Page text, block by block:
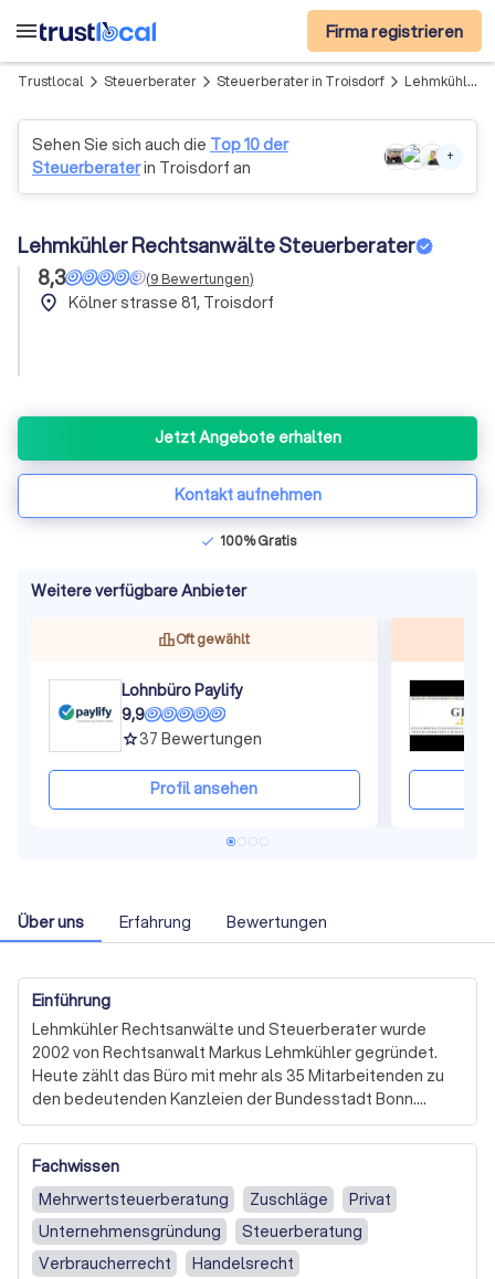
menu Firma registrieren
Trustlocal arrow_forward_ios Steuerberater arrow_forward_ios Steuerberater in Troisdorf arrow_forward_ios Lehmkühler Rechtsanwälte Steuerberater
Sehen Sie sich auch die Top 10 der
Steuerberaterin Troisdorf an
+
Lehmkühler Rechtsanwälte Steuerberater
8,3
(9Bewertungen)
place Kölner strasse 81, Troisdorf
Jetzt Angebote erhalten
Kontakt aufnehmen
check 100% Gratis
Weitere verfügbare Anbieter
Oft gewählt
Lohnbüro Paylify
9,9
grade37 Bewertungen
Profil ansehen
Über uns Erfahrung Bewertungen
Einführung
Lehmkühler Rechtsanwälte und Steuerberater wurde
2002 von Rechtsanwalt Markus Lehmkühler gegründet.
Heute zählt das Büro mit mehr als 35 Mitarbeitenden zu
den bedeutenden Kanzleien der Bundesstadt Bonn.
Zum engagierten, hochprofessionellen Team gehören
Rechtsanwält_innen, Steuerberater und Betriebswirte.
Sie decken mit ihren Kernkompetenzen ein breites
juristisches Spektrum ab, das vom Arbeitsrecht über das
Insolvenzrecht bis zu Wirtschaftsstrafrecht reicht.
Fachwissen
Mehrwertsteuerberatung
Zuschläge
Privat
Unternehmensgründung
Steuerberatung
Verbraucherrecht
Handelsrecht